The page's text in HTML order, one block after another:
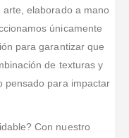
elaborado a mano
únicamente
para garantizar que
de texturas y
pensado para impactar
Con nuestro